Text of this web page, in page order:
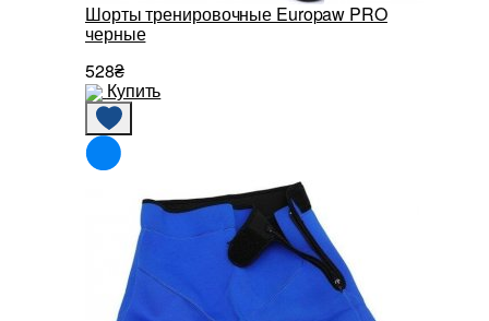
Шорты тренировочные Europaw PRO
черные
528₴
Купить